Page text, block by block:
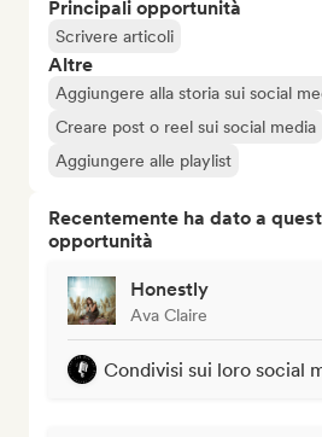
Principali opportunità
Scrivere articoli
Altre
Aggiungere alla storia sui social
Creare post o reel sui social media
Aggiungere alle playlist
Recentemente ha dato a
opportunità
Honestly
Ava Claire
Condivisi sui loro social